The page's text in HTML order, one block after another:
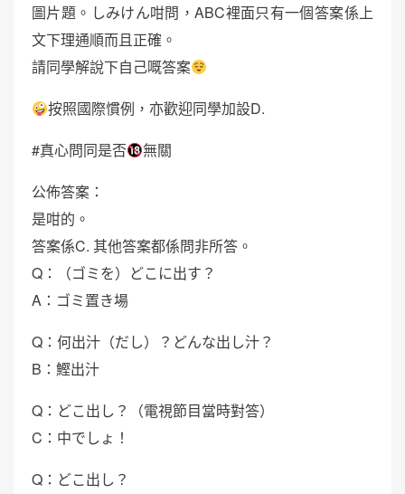
圖片題。しみけん咁問，ABC裡面只有一個答案係上
文下理通順而且正確。
請同學解說下自己嘅答案
按照國際慣例，亦歡迎同學加設D.
#真心問同是否
無關
公佈答案：
是咁的。
答案係C. 其他答案都係問非所答。
Q：（ゴミを）どこに出す？
A：ゴミ置き場
Q：何出汁（だし）？どんな出し汁？
B：鰹出汁
Q：どこ出し？（電視節目當時對答）
C：中でしょ！
Q：どこ出し？